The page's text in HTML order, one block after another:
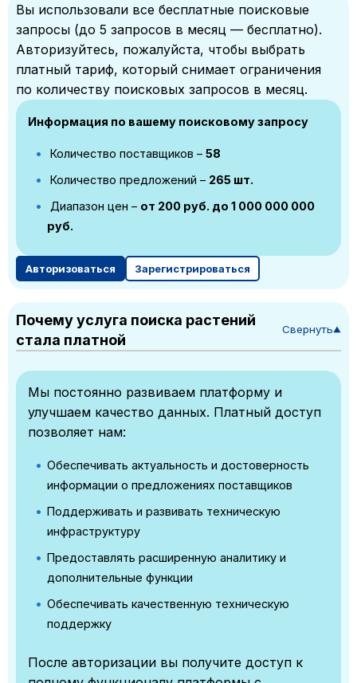
Вы использовали все бесплатные поисковые
запросы (до 5 запросов в месяц — бесплатно).
Авторизуйтесь, пожалуйста, чтобы выбрать
платный тариф, который снимает ограничения
по количеству поисковых запросов в месяц.
Информация по вашему поисковому запросу
Количество поставщиков – 58
Количество предложений – 265 шт.
Диапазон цен – от 200 руб. до 1 000 000 000
руб.
Авторизоваться Зарегистрироваться
Почему услуга поиска растений
стала платной
Свернуть▼
Мы постоянно развиваем платформу и
улучшаем качество данных. Платный доступ
позволяет нам:
Обеспечивать актуальность и достоверность
информации о предложениях поставщиков
Поддерживать и развивать техническую
инфраструктуру
Предоставлять расширенную аналитику и
дополнительные функции
Обеспечивать качественную техническую
поддержку
После авторизации вы получите доступ к